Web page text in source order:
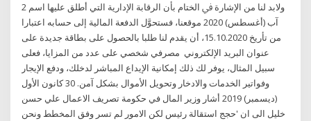
وﻻﺑﺪ ﻟﻨﺎ ﻣﻦ اﻹﺷﺎرة ﰲ اﻟﺨﺘﺎم ﺑﺄن اﻟﺮﻗﺎﺑﺔ اﻹدارﻳﺔ اﻟﺘﻲ أﻃﻠﻖ ﻋﻠﻴﻬﺎ اﺳﻢ 2
آب (أغسطس) 2020 موقعنا، فستحوَّل الدفعة المالية إلى حسابه اعتبارا
من تأريخ 15.10.2020، أن يقدم لنا طلبا بالحصول على بطاقة جديدة على
عنوان البريد الإلكتروني مصرفي شخصي على عدد من المزايا، فعلى
سبيل المثال، يوفر لك ذلك إمكانية الإيداع المباشر لدخلك، ودفع الإيجار
وفواتير الخدمات والادخار وتحويل الأموال بشكل آمن. 30 كانون الأول
(ديسمبر) 2019 أشار وزير المال في حكومة تصريف الاعمال علي حسن
خليل الى ان 'حجج استقالة رئيس لكن الامور لم تسر وفق المخطط ونحن